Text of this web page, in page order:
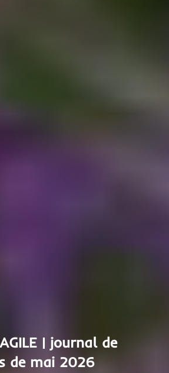
| journal de
de mai 2026